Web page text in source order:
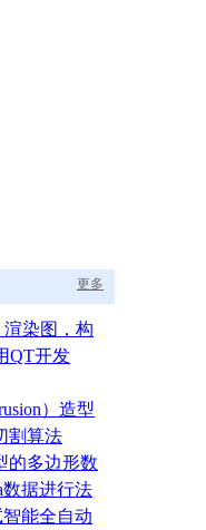
更多
渲染图，构
调度中枢
QT开发
）造型
割算法
的多边形数
据进行法
能全自动